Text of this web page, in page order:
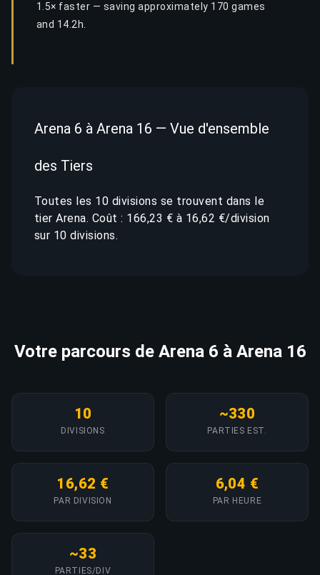
1.5× faster — saving approximately 170 games
and 14.2h.
Arena 6 à Arena 16 — Vue d'ensemble
des Tiers
Toutes les 10 divisions se trouvent dans le
tier Arena. Coût : 166,23 € à 16,62 €/division
sur 10 divisions.
Votre parcours de Arena 6 à Arena 16
10
DIVISIONS
~330
PARTIES EST.
16,62 €
PAR DIVISION
6,04 €
PAR HEURE
~33
PARTIES/DIV